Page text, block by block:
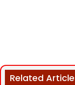
Related